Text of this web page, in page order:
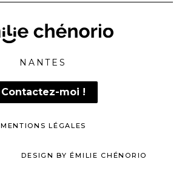
NANTES
Contactez-moi !
MENTIONS LÉGALES
DESIGN BY ÉMILIE CHÉNORIO